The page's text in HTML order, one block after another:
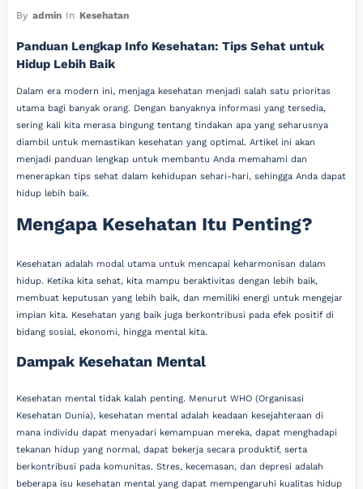
By admin In Kesehatan
Panduan Lengkap Info Kesehatan: Tips Sehat untuk
Hidup Lebih Baik
Dalam era modern ini, menjaga kesehatan menjadi salah satu prioritas
utama bagi banyak orang. Dengan banyaknya informasi yang tersedia,
sering kali kita merasa bingung tentang tindakan apa yang seharusnya
diambil untuk memastikan kesehatan yang optimal. Artikel ini akan
menjadi panduan lengkap untuk membantu Anda memahami dan
menerapkan tips sehat dalam kehidupan sehari-hari, sehingga Anda dapat
hidup lebih baik.
Mengapa Kesehatan Itu Penting?
Kesehatan adalah modal utama untuk mencapai keharmonisan dalam
hidup. Ketika kita sehat, kita mampu beraktivitas dengan lebih baik,
membuat keputusan yang lebih baik, dan memiliki energi untuk mengejar
impian kita. Kesehatan yang baik juga berkontribusi pada efek positif di
bidang sosial, ekonomi, hingga mental kita.
Dampak Kesehatan Mental
Kesehatan mental tidak kalah penting. Menurut WHO (Organisasi
Kesehatan Dunia), kesehatan mental adalah keadaan kesejahteraan di
mana individu dapat menyadari kemampuan mereka, dapat menghadapi
tekanan hidup yang normal, dapat bekerja secara produktif, serta
berkontribusi pada komunitas. Stres, kecemasan, dan depresi adalah
beberapa isu kesehatan mental yang dapat mempengaruhi kualitas hidup